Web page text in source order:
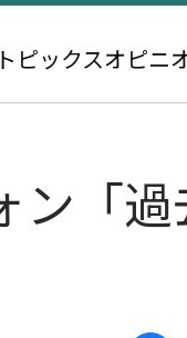
トピックスオピニ
「過